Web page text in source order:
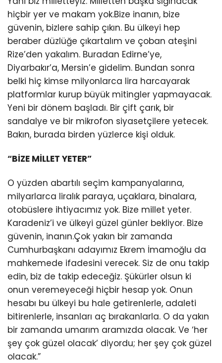
hiçbir yer ve makam yok.Bize inanın, bize
güvenin, bizlere sahip çıkın. Bu ülkeyi hep
beraber düzlüğe çıkartalım ve çoban ateşini
Rize’den yakalım. Buradan Edirne’ye,
Diyarbakır’a, Mersin’e gidelim. Bundan sonra
belki hiç kimse milyonlarca lira harcayarak
platformlar kurup büyük mitingler yapmayacak.
Yeni bir dönem başladı. Bir çift çarık, bir
sandalye ve bir mikrofon siyasetçilere yetecek.
Bakın, burada birden yüzlerce kişi olduk.
“BİZE MİLLET YETER”
O yüzden abartılı seçim kampanyalarına,
milyarlarca liralık paraya, uçaklara, binalara,
otobüslere ihtiyacımız yok. Bize millet yeter.
Karadeniz’i ve ülkeyi güzel günler bekliyor. Bize
güvenin, inanın.Çok yakın bir zamanda
Cumhurbaşkanı adayımız Ekrem İmamoğlu da
mahkemede ifadesini verecek. Siz de onu takip
edin, biz de takip edeceğiz. Şükürler olsun ki
onun veremeyeceği hiçbir hesap yok. Onun
hesabı bu ülkeyi bu hale getirenlerle, adaleti
bitirenlerle, insanları aç bırakanlarla. O da yakın
bir zamanda umarım aramızda olacak. Ve ‘her
şey çok güzel olacak’ diyordu; her şey çok güzel
olacak.”